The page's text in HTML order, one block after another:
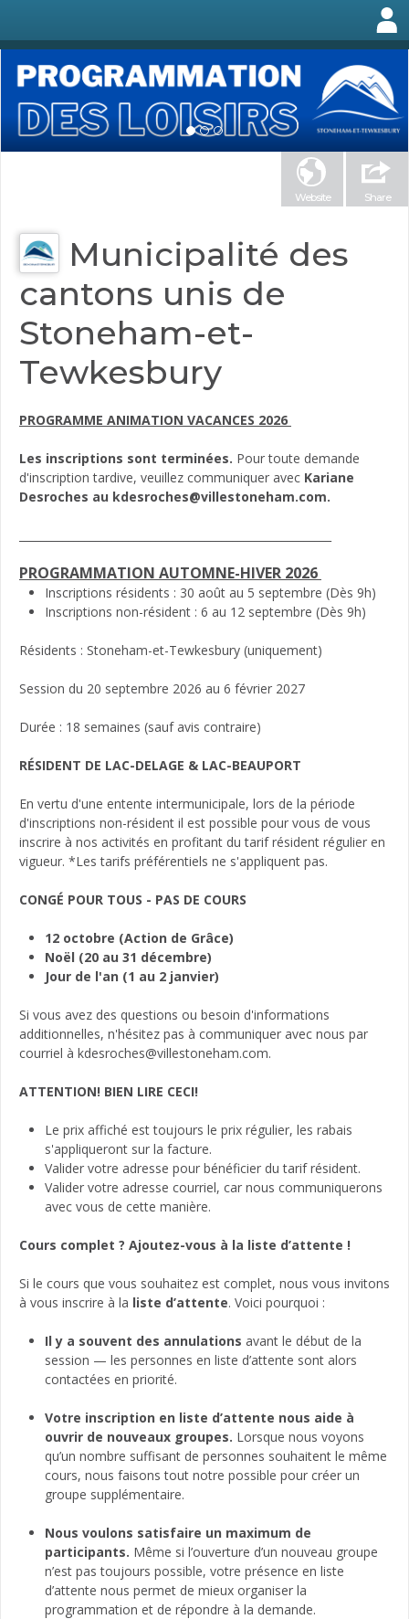
Website Share
Municipalité des
cantons unis de
Stoneham-et-
Tewkesbury
PROGRAMME ANIMATION VACANCES 2026
Les inscriptions sont terminées. Pour toute demande
d'inscription tardive, veuillez communiquer avec Kariane
Desroches au kdesroches@villestoneham.com.
PROGRAMMATION AUTOMNE-HIVER 2026
Inscriptions résidents : 30 août au 5 septembre (Dès 9h)
Inscriptions non-résident : 6 au 12 septembre (Dès 9h)
Résidents : Stoneham-et-Tewkesbury (uniquement)
Session du 20 septembre 2026 au 6 février 2027
Durée : 18 semaines (sauf avis contraire)
RÉSIDENT DE LAC-DELAGE & LAC-BEAUPORT
En vertu d'une entente intermunicipale, lors de la période
d'inscriptions non-résident il est possible pour vous de vous
inscrire à nos activités en profitant du tarif résident régulier en
vigueur. *Les tarifs préférentiels ne s'appliquent pas.
CONGÉ POUR TOUS - PAS DE COURS
12 octobre (Action de Grâce)
Noël (20 au 31 décembre)
Jour de l'an (1 au 2 janvier)
Si vous avez des questions ou besoin d'informations
additionnelles, n'hésitez pas à communiquer avec nous par
courriel à kdesroches@villestoneham.com.
ATTENTION! BIEN LIRE CECI!
Le prix affiché est toujours le prix régulier, les rabais
s'appliqueront sur la facture.
Valider votre adresse pour bénéficier du tarif résident.
Valider votre adresse courriel, car nous communiquerons
avec vous de cette manière.
Cours complet ? Ajoutez-vous à la liste d’attente !
Si le cours que vous souhaitez est complet, nous vous invitons
à vous inscrire à la liste d’attente. Voici pourquoi :
Il y a souvent des annulations avant le début de la
session — les personnes en liste d’attente sont alors
contactées en priorité.
Votre inscription en liste d’attente nous aide à
ouvrir de nouveaux groupes. Lorsque nous voyons
qu’un nombre suffisant de personnes souhaitent le même
cours, nous faisons tout notre possible pour créer un
groupe supplémentaire.
Nous voulons satisfaire un maximum de
participants. Même si l’ouverture d’un nouveau groupe
n’est pas toujours possible, votre présence en liste
d’attente nous permet de mieux organiser la
programmation et de répondre à la demande.